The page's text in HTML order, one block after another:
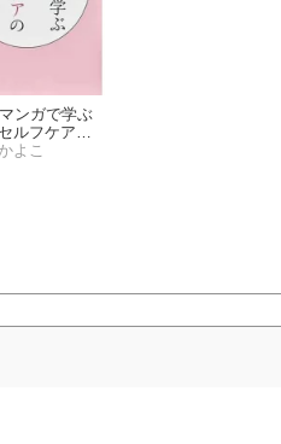
マンガで学ぶ
ルフケアの
よこ